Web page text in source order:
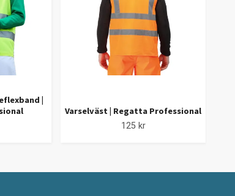
|
Varselväst | Regatta Professional
125 kr